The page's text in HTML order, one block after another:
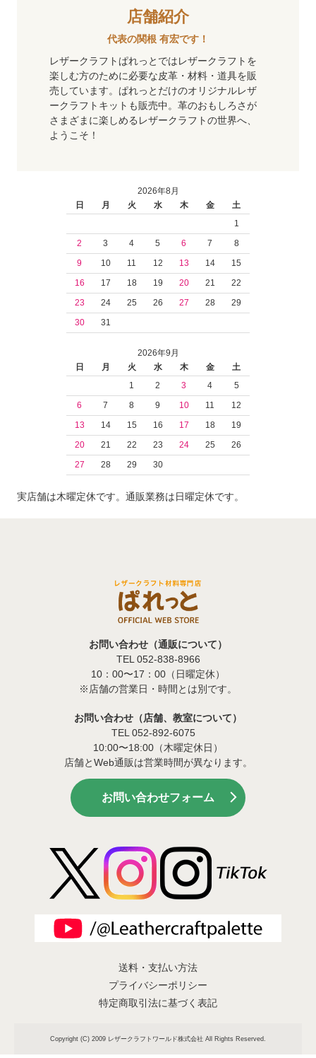
店舗紹介
代表の関根 有宏です！
レザークラフトぱれっとではレザークラフトを
楽しむ方のために必要な皮革・材料・道具を販
売しています。ぱれっとだけのオリジナルレザ
ークラフトキットも販売中。革のおもしろさが
さまざまに楽しめるレザークラフトの世界へ、
ようこそ！
2026年8月
日
月 火 水 木 金
土
1
2
3 4 5 6 7
8
9
10 11 12 13 14
15
16
17 18 19 20 21
22
23
24 25 26 27 28
29
30
31
2026年9月
日
月 火 水 木 金
土
1
2 3 4
5
6
7 8 9 10 11
12
13
14 15 16 17 18
19
20
21 22 23 24 25
26
27
28 29 30
実店舗は木曜定休です。通販業務は日曜定休です。
お問い合わせ（通販について）
TEL 052-838-8966
10：00〜17：00（日曜定休）
※店舗の営業日・時間とは別です。
お問い合わせ（店舗、教室について）
TEL 052-892-6075
10:00〜18:00（木曜定休日）
店舗とWeb通販は営業時間が異なります。
お問い合わせフォーム
送料・支払い方法
プライバシーポリシー
特定商取引法に基づく表記
Copyright (C) 2009 レザークラフトワールド株式会社 All Rights Reserved.